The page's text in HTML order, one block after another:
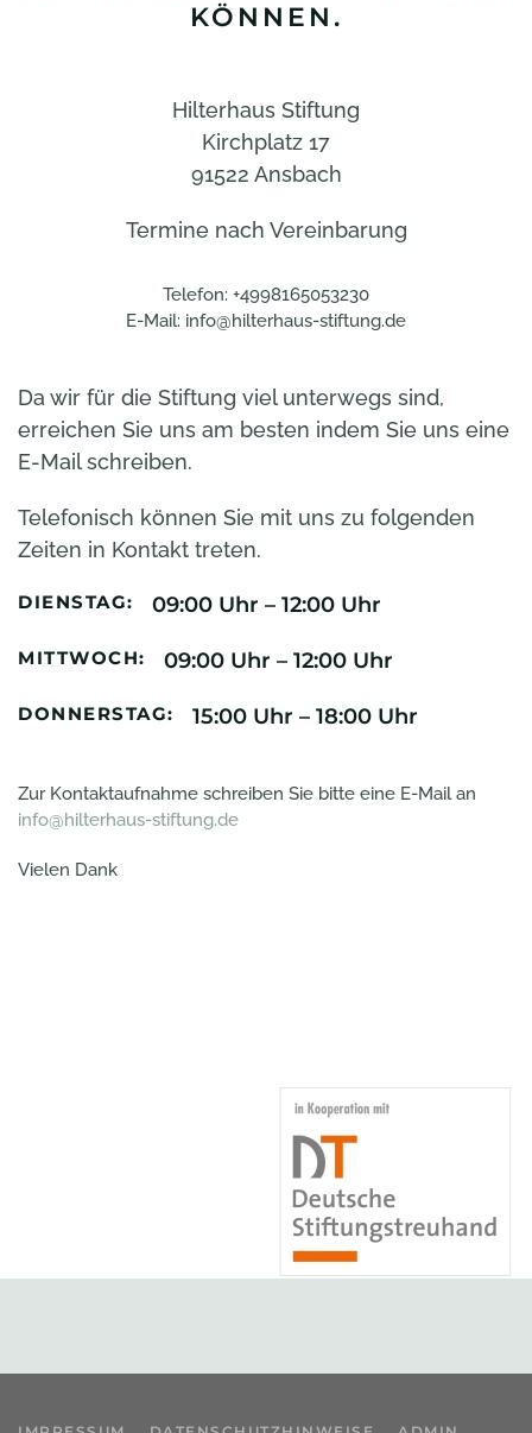
KÖNNEN.
Hilterhaus Stiftung
Kirchplatz 17
91522 Ansbach
Termine nach Vereinbarung
Telefon: +4998165053230
E-Mail: info@hilterhaus-stiftung.de
Da wir für die Stiftung viel unterwegs sind,
erreichen Sie uns am besten indem Sie uns eine
E-Mail schreiben.
Telefonisch können Sie mit uns zu folgenden
Zeiten in Kontakt treten.
DIENSTAG: 09:00 Uhr – 12:00 Uhr
MITTWOCH: 09:00 Uhr – 12:00 Uhr
DONNERSTAG: 15:00 Uhr – 18:00 Uhr
Zur Kontaktaufnahme schreiben Sie bitte eine E-Mail an
info@hilterhaus-stiftung.de
Vielen Dank